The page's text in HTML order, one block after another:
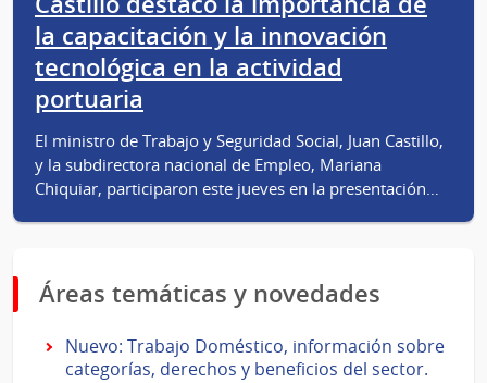
la capacitación y la innovación
tecnológica en la actividad
portuaria
El ministro de Trabajo y Seguridad Social, Juan Castillo,
y la subdirectora nacional de Empleo, Mariana
Chiquiar, participaron este jueves en la presentación…
Áreas temáticas y novedades
Nuevo: Trabajo Doméstico, información sobre
categorías, derechos y beneficios del sector.